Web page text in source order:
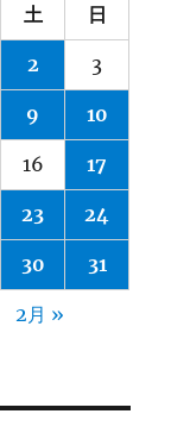
土 日
2 3
9 10
16 17
23 24
30 31
2月 »